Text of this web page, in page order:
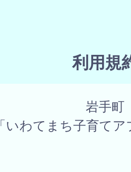
利用規
岩手町
「いわてまち子育て